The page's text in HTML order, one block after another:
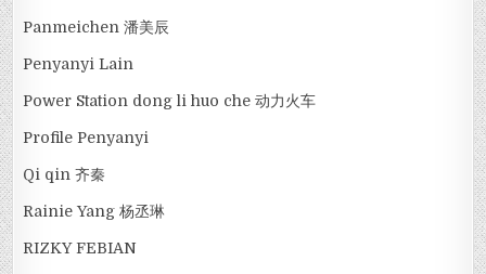
Panmeichen 潘美辰
Penyanyi Lain
Power Station dong li huo che 动力火车
Profile Penyanyi
Qi qin 齐秦
Rainie Yang 杨丞琳
RIZKY FEBIAN